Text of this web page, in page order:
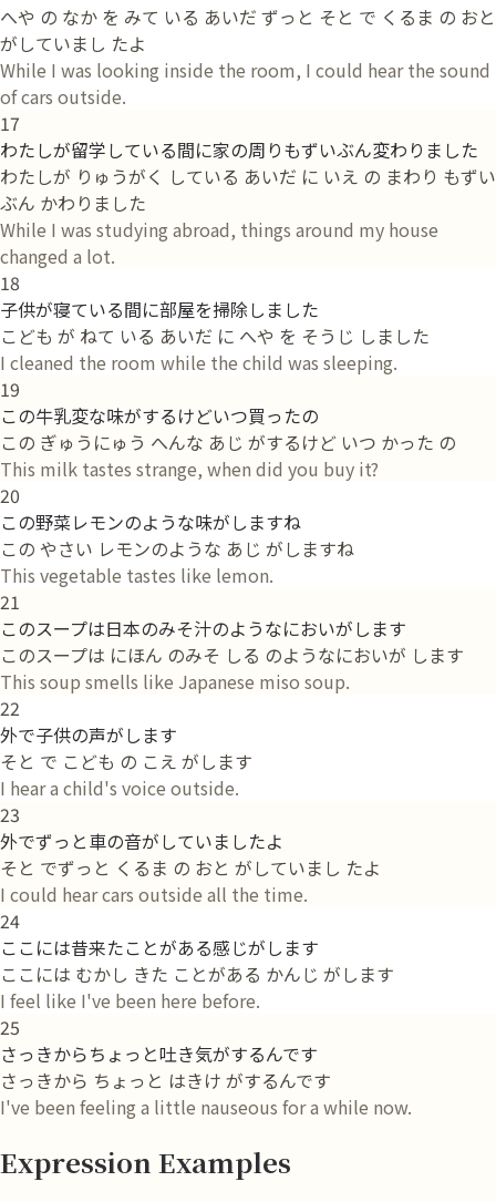
へや の なか を みて いる あいだ ずっと そと で くるま の おと
がしていまし たよ
While I was looking inside the room, I could hear the sound
of cars outside.
17
わたしが留学している間に家の周りもずいぶん変わりました
わたしが りゅうがく している あいだ に いえ の まわり もずい
ぶん かわりました
While I was studying abroad, things around my house
changed a lot.
18
子供が寝ている間に部屋を掃除しました
こども が ねて いる あいだ に へや を そうじ しました
I cleaned the room while the child was sleeping.
19
この牛乳変な味がするけどいつ買ったの
この ぎゅうにゅう へんな あじ がするけど いつ かった の
This milk tastes strange, when did you buy it?
20
この野菜レモンのような味がしますね
この やさい レモンのような あじ がしますね
This vegetable tastes like lemon.
21
このスープは日本のみそ汁のようなにおいがします
このスープは にほん のみそ しる のようなにおいが します
This soup smells like Japanese miso soup.
22
外で子供の声がします
そと で こども の こえ がします
I hear a child's voice outside.
23
外でずっと車の音がしていましたよ
そと でずっと くるま の おと がしていまし たよ
I could hear cars outside all the time.
24
ここには昔来たことがある感じがします
ここには むかし きた ことがある かんじ がします
I feel like I've been here before.
25
さっきからちょっと吐き気がするんです
さっきから ちょっと はきけ がするんです
I've been feeling a little nauseous for a while now.
Expression Examples